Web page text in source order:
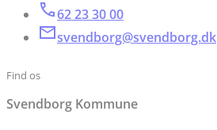
62 23 30 00
svendborg@svendborg.dk
Find os
Svendborg Kommune